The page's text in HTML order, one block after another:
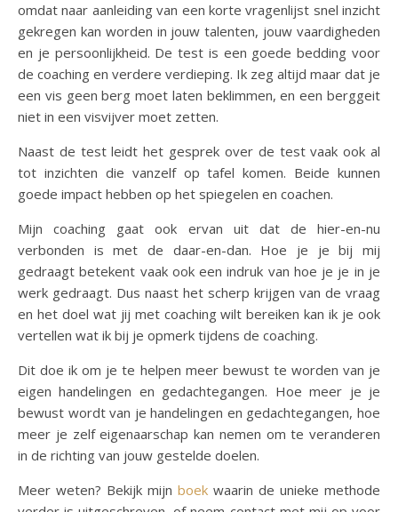
omdat naar aanleiding van een korte vragenlijst snel inzicht
gekregen kan worden in jouw talenten, jouw vaardigheden
en je persoonlijkheid. De test is een goede bedding voor
de coaching en verdere verdieping. Ik zeg altijd maar dat je
een vis geen berg moet laten beklimmen, en een berggeit
niet in een visvijver moet zetten.
Naast de test leidt het gesprek over de test vaak ook al
tot inzichten die vanzelf op tafel komen. Beide kunnen
goede impact hebben op het spiegelen en coachen.
Mijn coaching gaat ook ervan uit dat de hier-en-nu
verbonden is met de daar-en-dan. Hoe je je bij mij
gedraagt betekent vaak ook een indruk van hoe je je in je
werk gedraagt. Dus naast het scherp krijgen van de vraag
en het doel wat jij met coaching wilt bereiken kan ik je ook
vertellen wat ik bij je opmerk tijdens de coaching.
Dit doe ik om je te helpen meer bewust te worden van je
eigen handelingen en gedachtegangen. Hoe meer je je
bewust wordt van je handelingen en gedachtegangen, hoe
meer je zelf eigenaarschap kan nemen om te veranderen
in de richting van jouw gestelde doelen.
Meer weten? Bekijk mijn boek waarin de unieke methode